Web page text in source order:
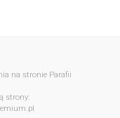
na stronie Parafii
strony: